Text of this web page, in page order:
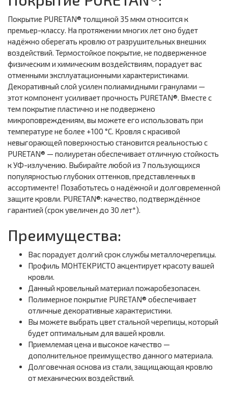
Покрытие PURETAN® толщиной 35 мкм относится к
премьер-классу. На протяжении многих лет оно будет
надёжно оберегать кровлю от разрушительных внешних
воздействий. Термостойкое покрытие, не подверженное
физическим и химическим воздействиям, порадует вас
отменными эксплуатационными характеристиками.
Декоративный слой усилен полиамидными гранулами —
этот компонент усиливает прочность PURETAN®. Вместе с
тем покрытие пластично и не подвержено
микроповреждениям, вы можете его использовать при
температуре не более +100 °С. Кровля с красивой
невыгорающей поверхностью становится реальностью с
PURETAN® — полиуретан обеспечивает отличную стойкость
к УФ-излучению. Выбирайте любой из 7 пользующихся
популярностью глубоких оттенков, представленных в
ассортименте! Позаботьтесь о надёжной и долговременной
защите кровли. PURETAN®: качество, подтверждённое
гарантией (срок увеличен до 30 лет*).
Преимущества:
Вас порадует долгий срок службы металлочерепицы.
Профиль МОНТЕКРИСТО акцентирует красоту вашей
кровли.
Данный кровельный материал пожаробезопасен.
Полимерное покрытие PURETAN® обеспечивает
отличные декоративные характеристики.
Вы можете выбрать цвет стальной черепицы, который
будет оптимальным для вашей кровли.
Приемлемая цена и высокое качество —
дополнительное преимущество данного материала.
Долговечная основа из стали, защищающая кровлю
от механических воздействий.